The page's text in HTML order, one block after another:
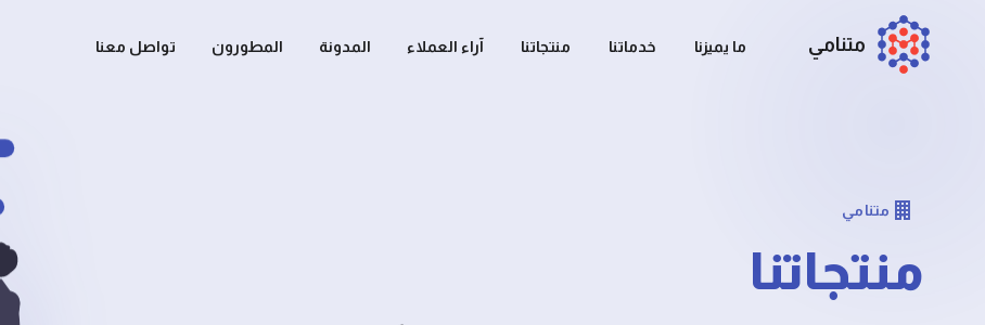
متنامي ما يميزنا خدماتنا منتجاتنا آراء العملاء المدونة المطورون تواصل معنا
متنامي
منتجاتنا